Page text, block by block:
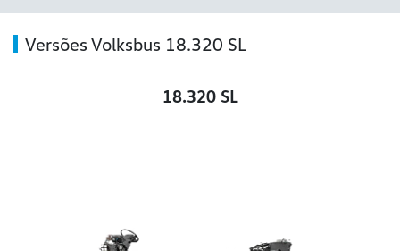
Versões Volksbus 18.320 SL
18.320 SL